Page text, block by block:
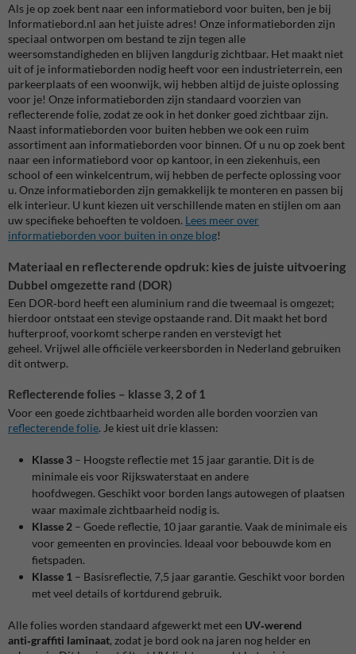
Als je op zoek bent naar een informatiebord voor buiten, ben je bij
Informatiebord.nl aan het juiste adres! Onze informatieborden zijn
speciaal ontworpen om bestand te zijn tegen alle
weersomstandigheden en blijven langdurig zichtbaar. Het maakt niet
uit of je informatieborden nodig heeft voor een industrieterrein, een
parkeerplaats of een woonwijk, wij hebben altijd de juiste oplossing
voor je! Onze informatieborden zijn standaard voorzien van
reflecterende folie, zodat ze ook in het donker goed zichtbaar zijn.
Naast informatieborden voor buiten hebben we ook een ruim
assortiment aan informatieborden voor binnen. Of u nu op zoek bent
naar een informatiebord voor op kantoor, in een ziekenhuis, een
school of een winkelcentrum, wij hebben de perfecte oplossing voor
u. Onze informatieborden zijn gemakkelijk te monteren en passen bij
elk interieur. U kunt kiezen uit verschillende maten en stijlen om aan
uw specifieke behoeften te voldoen. Lees meer over
informatieborden voor buiten in onze blog!
Materiaal en reflecterende opdruk: kies de juiste uitvoering
Dubbel omgezette rand (DOR)
Een DOR‑bord heeft een aluminium rand die tweemaal is omgezet;
hierdoor ontstaat een stevige opstaande rand. Dit maakt het bord
hufterproof, voorkomt scherpe randen en verstevigt het
geheel. Vrijwel alle officiële verkeersborden in Nederland gebruiken
dit ontwerp.
Reflecterende folies – klasse 3, 2 of 1
Voor een goede zichtbaarheid worden alle borden voorzien van
reflecterende folie. Je kiest uit drie klassen:
Klasse 3 – Hoogste reflectie met 15 jaar garantie. Dit is de
minimale eis voor Rijkswaterstaat en andere
hoofdwegen. Geschikt voor borden langs autowegen of plaatsen
waar maximale zichtbaarheid nodig is.
Klasse 2 – Goede reflectie, 10 jaar garantie. Vaak de minimale eis
voor gemeenten en provincies. Ideaal voor bebouwde kom en
fietspaden.
Klasse 1 – Basisreflectie, 7,5 jaar garantie. Geschikt voor borden
met veel details of kortdurend gebruik.
Alle folies worden standaard afgewerkt met een UV‑werend
anti‑graffiti laminaat, zodat je bord ook na jaren nog helder en